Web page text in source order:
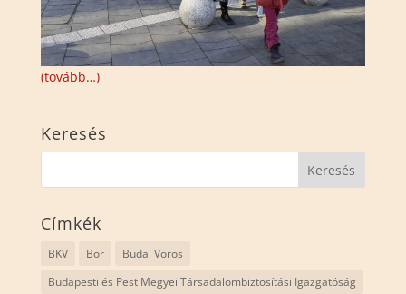
(tovább…)
Keresés
Címkék
BKV Bor
Budai Vörös
Budapesti és Pest Megyei Társadalombiztosítási Igazgatóság